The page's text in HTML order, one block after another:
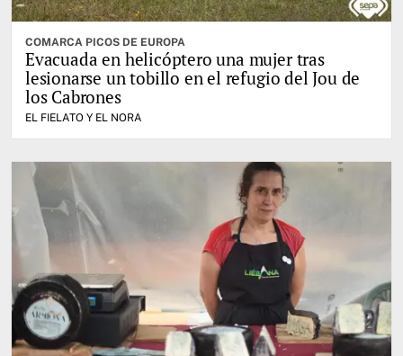
COMARCA PICOS DE EUROPA
Evacuada en helicóptero una mujer tras
lesionarse un tobillo en el refugio del Jou de
los Cabrones
EL FIELATO Y EL NORA